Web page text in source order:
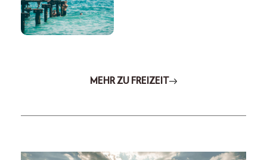
MEHR ZU FREIZEIT